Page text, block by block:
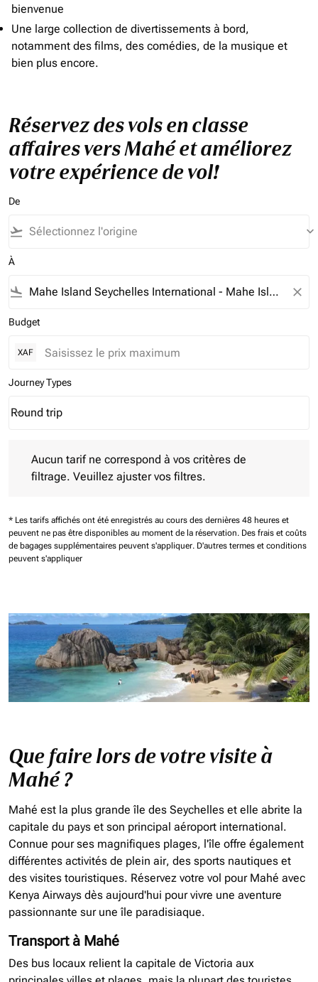
bienvenue
Une large collection de divertissements à bord,
notamment des films, des comédies, de la musique et
bien plus encore.
Réservez des vols en classe
affaires vers Mahé et améliorez
votre expérience de vol!
De
flight_takeoff keyboard_arrow_down
À
flight_land close
Budget
XAF
Journey Types
Journey Types option Round trip Selected
Round trip
keyboard_arrow_down
Aucun tarif ne correspond à vos critères de
filtrage. Veuillez ajuster vos filtres.
* Les tarifs affichés ont été enregistrés au cours des dernières 48 heures et
peuvent ne pas être disponibles au moment de la réservation. Des frais et coûts
de bagages supplémentaires peuvent s'appliquer. D'autres termes et conditions
peuvent s'appliquer
Que faire lors de votre visite à
Mahé ?
Mahé est la plus grande île des Seychelles et elle abrite la
capitale du pays et son principal aéroport international.
Connue pour ses magnifiques plages, l'île offre également
différentes activités de plein air, des sports nautiques et
des visites touristiques. Réservez votre vol pour Mahé avec
Kenya Airways dès aujourd'hui pour vivre une aventure
passionnante sur une île paradisiaque.
Transport à Mahé
Des bus locaux relient la capitale de Victoria aux